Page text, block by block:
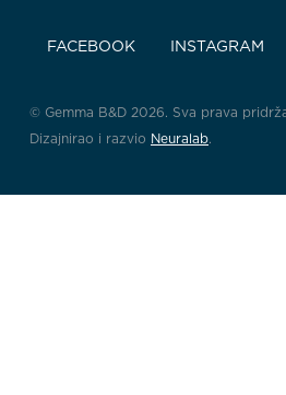
FACEBOOK INSTAGRAM
© Gemma B&D 2026. Sva prava
Dizajnirao i razvio Neuralab.